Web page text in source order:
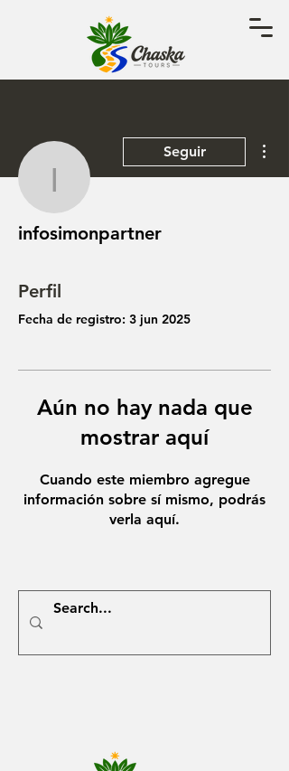
infosimonpartner
Seguir
infosimonpartner
Perfil
Fecha de registro: 3 jun 2025
Aún no hay nada que
mostrar aquí
Cuando este miembro agregue
información sobre sí mismo, podrás
verla aquí.